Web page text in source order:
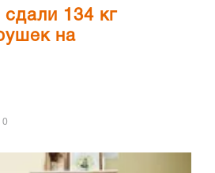
134 кг
на
0